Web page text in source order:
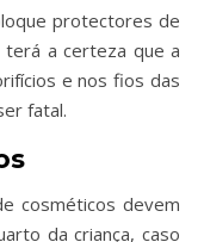
protectores de
terá a certeza que a
e nos fios das
fatal.
cosméticos devem
da criança, caso